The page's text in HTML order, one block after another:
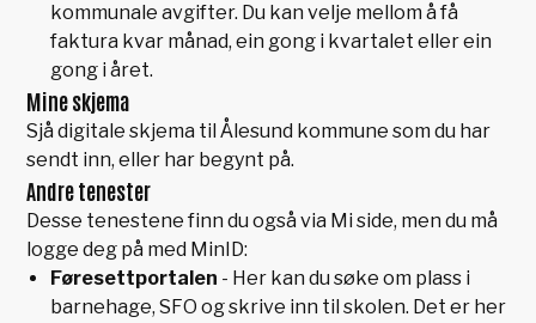
kommunale avgifter. Du kan velje mellom å få
faktura kvar månad, ein gong i kvartalet eller ein
gong i året.
Mine skjema
Sjå digitale skjema til Ålesund kommune som du har
sendt inn, eller har begynt på.
Andre tenester
Desse tenestene finn du også via Mi side, men du må
logge deg på med MinID:
Føresettportalen - Her kan du søke om plass i
barnehage, SFO og skrive inn til skolen. Det er her